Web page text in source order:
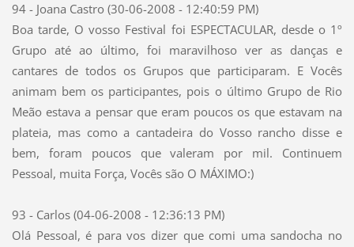
94 - Joana Castro (30-06-2008 - 12:40:59 PM)
Boa tarde, O vosso Festival foi ESPECTACULAR, desde o 1º
Grupo até ao último, foi maravilhoso ver as danças e
cantares de todos os Grupos que participaram. E Vocês
animam bem os participantes, pois o último Grupo de Rio
Meão estava a pensar que eram poucos os que estavam na
plateia, mas como a cantadeira do Vosso rancho disse e
bem, foram poucos que valeram por mil. Continuem
Pessoal, muita Força, Vocês são O MÁXIMO:)
93 - Carlos (04-06-2008 - 12:36:13 PM)
Olá Pessoal, é para vos dizer que comi uma sandocha no